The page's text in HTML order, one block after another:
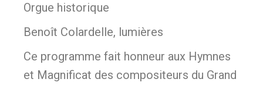
Orgue historique
Benoît Colardelle, lumières
Ce programme fait honneur aux Hymnes
et Magnificat des compositeurs du Grand